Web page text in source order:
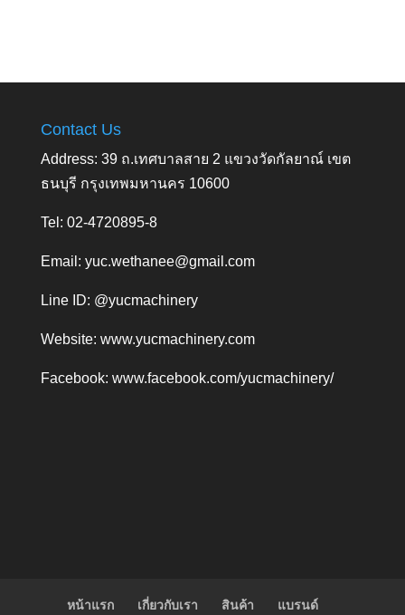
Contact Us
Address: 39 ถ.เทศบาลสาย 2 แขวงวัดกัลยาณ์ เขต
ธนบุรี กรุงเทพมหานคร 10600
Tel: 02-4720895-8
Email: yuc.wethanee@gmail.com
Line ID: @yucmachinery
Website: www.yucmachinery.com
Facebook: www.facebook.com/yucmachinery/
หน้าแรก เกี่ยวกับเรา สินค้า แบรนด์